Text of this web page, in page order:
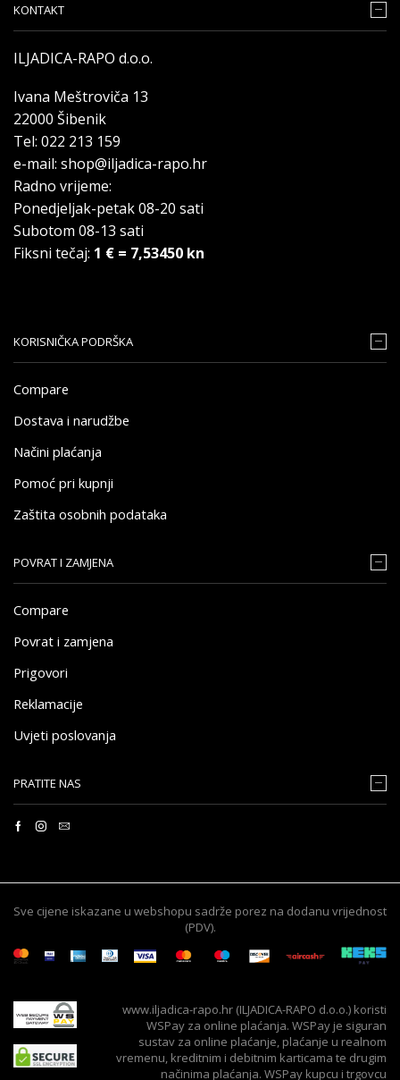
KONTAKT
ILJADICA-RAPO d.o.o.
Ivana Meštroviča 13
22000 Šibenik
Tel: 022 213 159
e-mail: shop@iljadica-rapo.hr
Radno vrijeme:
Ponedjeljak-petak 08-20 sati
Subotom 08-13 sati
Fiksni tečaj: 1 € = 7,53450 kn
KORISNIČKA PODRŠKA
Compare
Dostava i narudžbe
Načini plaćanja
Pomoć pri kupnji
Zaštita osobnih podataka
POVRAT I ZAMJENA
Compare
Povrat i zamjena
Prigovori
Reklamacije
Uvjeti poslovanja
PRATITE NAS
Sve cijene iskazane u webshopu sadrže porez na dodanu vrijednost
(PDV).
www.iljadica-rapo.hr (ILJADICA-RAPO d.o.o.) koristi
WSPay za online plaćanja. WSPay je siguran
sustav za online plaćanje, plaćanje u realnom
vremenu, kreditnim i debitnim karticama te drugim
načinima plaćanja. WSPay kupcu i trgovcu